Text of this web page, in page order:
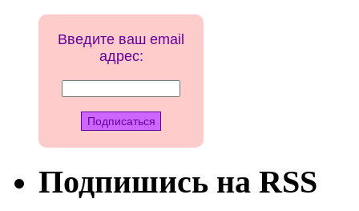
Введите ваш email
адрес:
Подпишись на RSS